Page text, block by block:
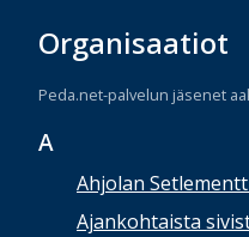
Organisaatiot
Peda.net-palvelun jäsenet
A
Ahjolan
Ajankohtaista